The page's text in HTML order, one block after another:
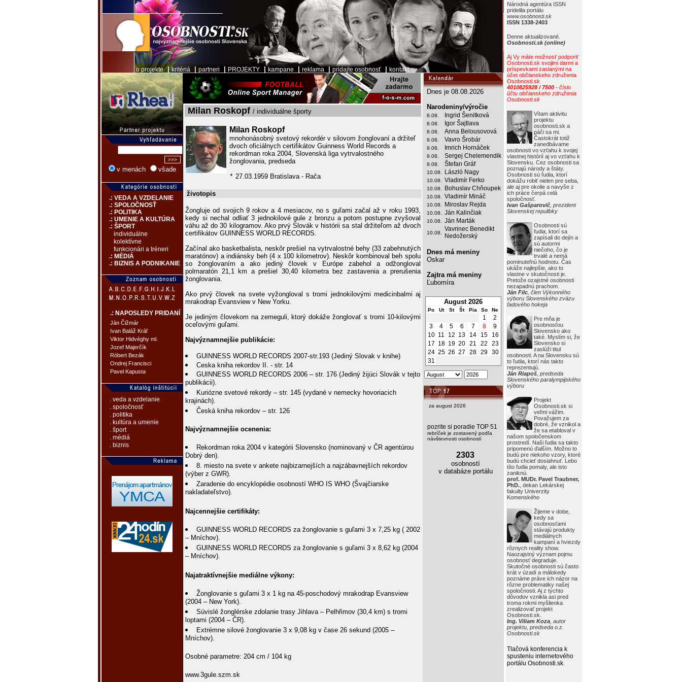
o projekte|kritériá partneri PROJEKTY kampane reklama pridajte osobnosť kontakt
Národná agentúra ISSN
pridelila portálu
www.osobnosti.sk
ISSN 1338-2403
Denne aktualizované.
Osobnosti.sk (online)
Aj Vy máte možnosť podporiť
Osobnosti.sk svojimi darmi a
príspevkami zaslanými na
účet občianskeho združenia
Osobnosti.sk
4010825928 / 7500 - číslo
účtu občianskeho združenia
Osobnosti.sk
Vítam aktivitu
projektu
osobnosti.sk a
páči sa mi.
Častokrát totiž
zanedbávame
osobnosti vo vzťahu k svojej
vlastnej histórií aj vo vzťahu k
Slovensku. Cez osobnosti sa
poznajú národy a štáty.
Osobnosti sú ľudia, ktorí
dokážu robiť nielen pre seba,
ale aj pre okolie a navyše z
ich práce čerpá celá
spoločnosť.
Ivan Gašparovič , prezident
Slovenskej repulibky
Osobnosti sú
ľudia, ktorí sa
zapísali do dejín a
sú autormi
niečoho, čo je
trvalé a nemá
pominuteľnú hodnotu. Čas
ukáže najlepšie, ako to
vlastne v skutočnosti je.
Pretože ozajstné osobnosti
nezapadnú prachom.
Ján Filc , člen Výkonného
výboru Slovenského zväzu
ľadového hokeja
Pre mňa je
osobnosťou
Slovensko ako
také. Myslím si, že
Slovensko si
zaslúži titul
osobnosti. A na Slovensku sú
to ľudia, ktorí nás takto
reprezentujú.
Ján Riapoš , predseda
Slovenského paralympijského
výboru
Projekt
Osobnosti.sk si
veľmi vážim.
Považujem za
dobré, že vznikol a
že sa etabloval v
našom spoločenskom
prostredí. Naši ľudia sa takto
pripomenú ďalším. Možno to
budú pre niekoho vzory, ktoré
budú chcieť dosiahnuť. Lebo
títo ľudia pomaly, ale isto
zaniknú.
prof. MUDr. Pavel Traubner,
PhD. , dekan Lekárskej
fakulty Univerzity
Komenského
Žijeme v dobe,
kedy sa
osobnosťami
stávajú produkty
mediálnych
kampaní a hviezdy
rôznych reality show.
Naozajstný význam pojmu
osobnosť degraduje.
Skutočné osobnosti sú často
krát v úzadí a málokedy
poznáme práve ich názor na
rôzne problematiky našej
spoločnosti. Aj z týchto
dôvodov vznikla asi pred
troma rokmi myšlienka
zrealizovať projekt
Osobnosti.sk.
Ing. Viliam Koza , autor
projektu, predseda o.z.
Osobnosti.sk
Tlačová konferencia k
spusteniu internetového
portálu Osobnosti.sk
v menách všade
.: VEDA A VZDELANIE
.: SPOLOČNOSŤ
.: POLITIKA
.: UMENIE A KULTÚRA
.: ŠPORT
individuálne
kolektívne
funkcionári a tréneri
.: MÉDIÁ
.: BIZNIS A PODNIKANIE
.: NAPOSLEDY PRIDANÍ
Ján Čižmár
Ivan Baláž Kráľ
Viktor Hidvéghy ml.
Jozef Majerčík
Róbert Bezák
Ondrej Francisci
Pavel Kapusta
. veda a vzdelanie
. spoločnosť
. politika
. kultúra a umenie
. šport
. médiá
. biznis
Milan Roskopf / individuálne športy
Milan Roskopf
mnohonásobný svetový rekordér v silovom žonglovaní a držiteľ
dvoch oficiálnych certifikátov Guinness World Records a
rekordman roka 2004, Slovenská liga vytrvalostného
žonglovania, predseda
* 27.03.1959 Bratislava - Rača
životopis
Žongluje od svojich 9 rokov a 4 mesiacov, no s guľami začal až v roku 1993,
kedy si nechal odliať 3 jednokilové gule z bronzu a potom postupne zvyšoval
váhu až do 30 kilogramov. Ako prvý Slovák v histórii sa stal držiteľom až dvoch
certifikátov GUINNESS WORLD RECORDS.
Začínal ako basketbalista, neskôr prešiel na vytrvalostné behy (33 zabehnutých
maratónov) a indiánsky beh (4 x 100 kilometrov). Neskôr kombinoval beh spolu
so žonglovaním a ako jediný človek v Európe zabehol a odžongloval
polmaratón 21,1 km a prešiel 30,40 kilometra bez zastavenia a prerušenia
žonglovania.
Ako prvý človek na svete vyžongloval s tromi jednokilovými medicinbalmi aj
mrakodrap Evansview v New Yorku.
Je jediným človekom na zemeguli, ktorý dokáže žonglovať s tromi 10-kilovými
oceľovými guľami.
Najvýznamnejšie publikácie:
GUINNESS WORLD RECORDS 2007-str.193 (Jediný Slovak v knihe)
Ceska kniha rekordov II. - str. 14
GUINNESS WORLD RECORDS 2006 – str. 176 (Jediný žijúci Slovák v tejto
publikácii).
Kuriózne svetové rekordy – str. 145 (vydané v nemecky hovoriacich
krajinách).
Česká kniha rekordov – str. 126
Najvýznamnejšie ocenenia:
Rekordman roka 2004 v kategórii Slovensko (nominovaný v ČR agentúrou
Dobrý den).
8. miesto na svete v ankete najbizarnejších a najzábavnejších rekordov
(výber z GWR).
Zaradenie do encyklopédie osobností WHO IS WHO (Švajčiarske
nakladateľstvo).
Najcennejšie certifikáty:
GUINNESS WORLD RECORDS za žonglovanie s guľami 3 x 7,25 kg ( 2002
– Mníchov).
GUINNESS WORLD RECORDS za žonglovanie s guľami 3 x 8,62 kg (2004
– Mníchov).
Najatraktívnejšie mediálne výkony:
Žonglovanie s guľami 3 x 1 kg na 45-poschodový mrakodrap Evansview
(2004 – New York).
Súvislé žonglérske zdolanie trasy Jihlava – Pelhřimov (30,4 km) s tromi
loptami (2004 – ČR).
Extrémne silové žonglovanie 3 x 9,08 kg v čase 26 sekund (2005 –
Mníchov).
Osobné parametre: 204 cm / 104 kg
www.3gule.szm.sk
Dnes je 08.08.2026
Narodeniny/výročie
8.08. Ingrid Šenitková
8.08. Igor Šajtlava
8.08. Anna Belousovová
9.08. Vavro Šrobár
9.08. Imrich Hornáček
9.08. Sergej Chelemendik
9.08. Štefan Gráf
10.08. László Nagy
10.08. Vladimír Ferko
10.08. Bohuslav Chňoupek
10.08. Vladimír Mináč
10.08. Miroslav Rejda
10.08. Ján Kalinčiak
10.08. Ján Marták
10.08.
Vavrinec Benedikt
Nedožerský
Dnes má meniny
Oskar
Zajtra má meniny
Ľubomíra
August 2026
Po Ut St Št Pia So Ne
1
2
3
4 5 6 7 8
9
10 11 12 13 14 15
16
17 18 19 20 21 22
23
24 25 26 27 28 29 30
31
za august 2026
pozrite si poradie TOP 51
rebríček je zostavený podľa
návštevnosti osobností
2303
osobností
v databáze portálu